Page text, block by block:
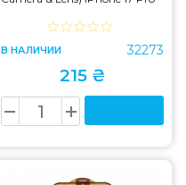
В НАЛИЧИИ 32273
215 ₴